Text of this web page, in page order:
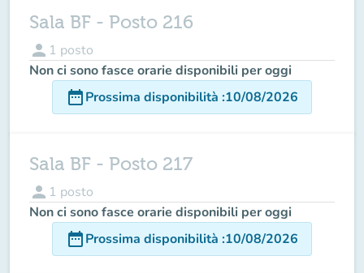
Sala BF - Posto 216
person 1 posto
Non ci sono fasce orarie disponibili per oggi
date_rangeProssima disponibilità :10/08/2026
Sala BF - Posto 217
person 1 posto
Non ci sono fasce orarie disponibili per oggi
date_rangeProssima disponibilità :10/08/2026